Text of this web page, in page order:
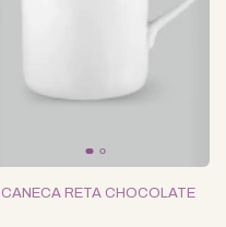
CANECA RETA CHOCOLATE